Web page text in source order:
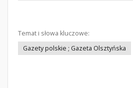
Temat i słowa kluczowe:
Gazety polskie ; Gazeta Olsztyńska